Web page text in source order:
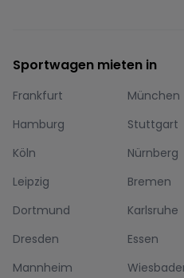
Sportwagen mieten in
Frankfurt München
Hamburg
Stuttgart
Köln
Nürnberg
Leipzig
Bremen
Dortmund
Karlsruhe
Dresden
Essen
Mannheim